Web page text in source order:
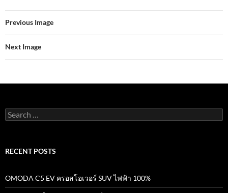
b
o
o
k
er
s
A
p
e
Previous Image
Next Image
Search
for:
RECENT POSTS
OMODA C5 EV ครอสโอเวอร์ SUV ไฟฟ้า 100%